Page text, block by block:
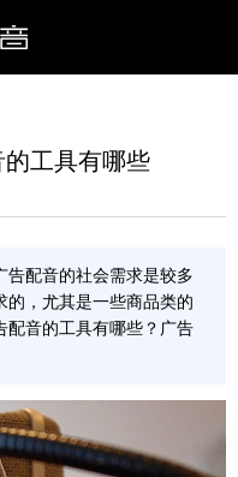
工具有哪些
告配音的社会需求是较多
的，尤其是一些商品类的
配音的工具有哪些？广告